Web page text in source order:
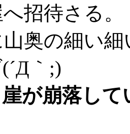
招待さる。
奥の細い
｀;)
が崩落し